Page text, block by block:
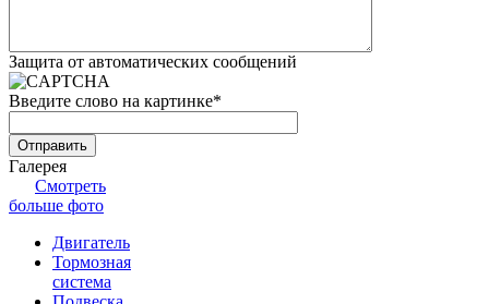
Защита от автоматических сообщений
Введите слово на картинке*
Галерея
Смотреть
больше фото
Двигатель
Тормозная
система